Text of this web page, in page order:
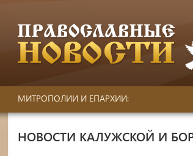
МИТРОПОЛИИ И ЕПАРХИИ:
НОВОСТИ КАЛУЖСКОЙ И